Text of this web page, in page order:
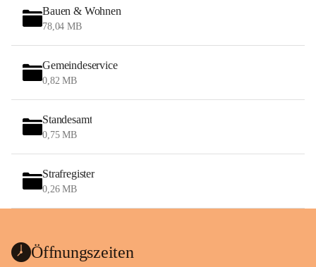
Bauen & Wohnen
78,04 MB
Gemeindeservice
0,82 MB
Standesamt
0,75 MB
Strafregister
0,26 MB
Öffnungszeiten